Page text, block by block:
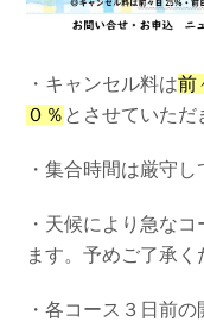
・キャンセル料は前
０％ とさせていただ
・集合時間は厳守し
・天候により急な
ます。予めご了承く
・各コース３日前